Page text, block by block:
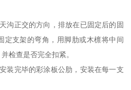
沟正交的方向，排放在已固定后的固
定支架的弯角，用脚肋或木檩将中间
检查是否完全扣紧。
装完毕的彩涂板公肋，安装在每一支